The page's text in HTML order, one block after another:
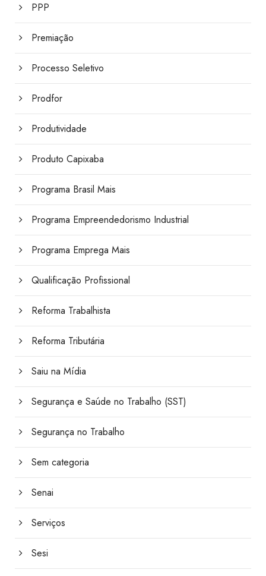
PPP
Premiação
Processo Seletivo
Prodfor
Produtividade
Produto Capixaba
Programa Brasil Mais
Programa Empreendedorismo Industrial
Programa Emprega Mais
Qualificação Profissional
Reforma Trabalhista
Reforma Tributária
Saiu na Mídia
Segurança e Saúde no Trabalho (SST)
Segurança no Trabalho
Sem categoria
Senai
Serviços
Sesi